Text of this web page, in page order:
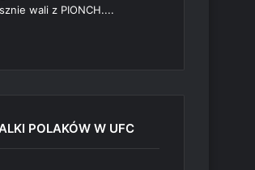
wali z PIONCH....
POLAKÓW W UFC